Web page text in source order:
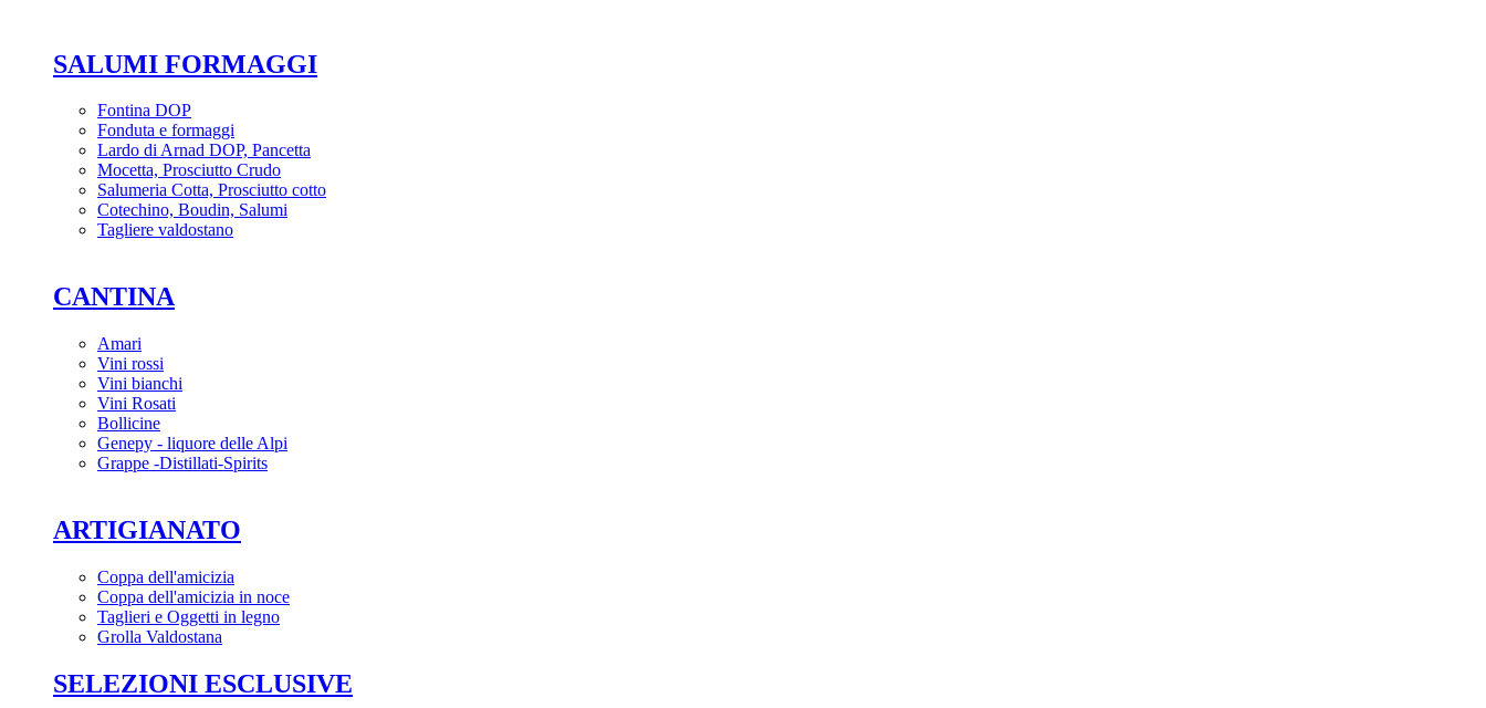
SALUMI FORMAGGI
Fontina DOP
Fonduta e formaggi
Lardo di Arnad DOP, Pancetta
Mocetta, Prosciutto Crudo
Salumeria Cotta, Prosciutto cotto
Cotechino, Boudin, Salumi
Tagliere valdostano
CANTINA
Amari
Vini rossi
Vini bianchi
Vini Rosati
Bollicine
Genepy - liquore delle Alpi
Grappe -Distillati-Spirits
ARTIGIANATO
Coppa dell'amicizia
Coppa dell'amicizia in noce
Taglieri e Oggetti in legno
Grolla Valdostana
SELEZIONI ESCLUSIVE